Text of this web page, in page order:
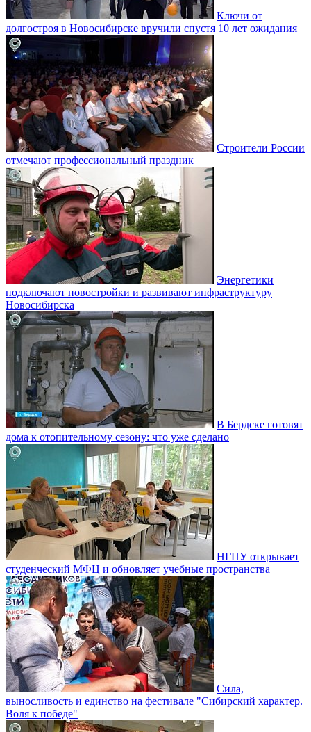
Ключи от
долгостроя в Новосибирске вручили спустя 10 лет ожидания
Строители России
отмечают профессиональный праздник
Энергетики
подключают новостройки и развивают инфраструктуру
Новосибирска
В Бердске готовят
дома к отопительному сезону: что уже сделано
НГПУ открывает
студенческий МФЦ и обновляет учебные пространства
Сила,
выносливость и единство на фестивале "Сибирский характер.
Воля к победе"